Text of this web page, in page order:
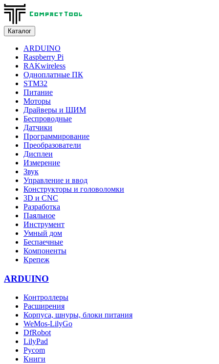
Каталог
ARDUINO
Raspberry Pi
RAKwireless
Одноплатные ПК
STM32
Питание
Моторы
Драйверы и ШИМ
Беспроводные
Датчики
Программирование
Преобразователи
Дисплеи
Измерение
Звук
Управление и ввод
Конструкторы и головоломки
3D и CNC
Разработка
Паяльное
Инструмент
Умный дом
Беспаечные
Компоненты
Крепеж
ARDUINO
Контроллеры
Расширения
Корпуса, шнуры, блоки питания
WeMos-LilyGo
DfRobot
LilyPad
Pycom
Книги